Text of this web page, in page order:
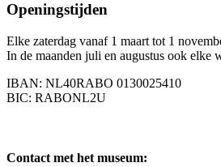
Openingstijden
Elke zaterdag vanaf 1 maart tot 1
In de maanden juli en augustus ook elke
IBAN: NL40RABO 0130025410
BIC: RABONL2U
Contact met het museum: